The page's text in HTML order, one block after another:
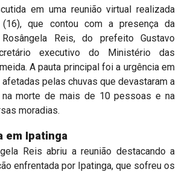
em uma reunião virtual realizada
(16), que contou com a presença da
Reis, do prefeito Gustavo
executivo do Ministério das
A pauta principal foi a urgência em
pelas chuvas que devastaram a
na morte de mais de 10 pessoas e na
moradias.
em Ipatinga
Reis abriu a reunião destacando a
enfrentada por Ipatinga, que sofreu os